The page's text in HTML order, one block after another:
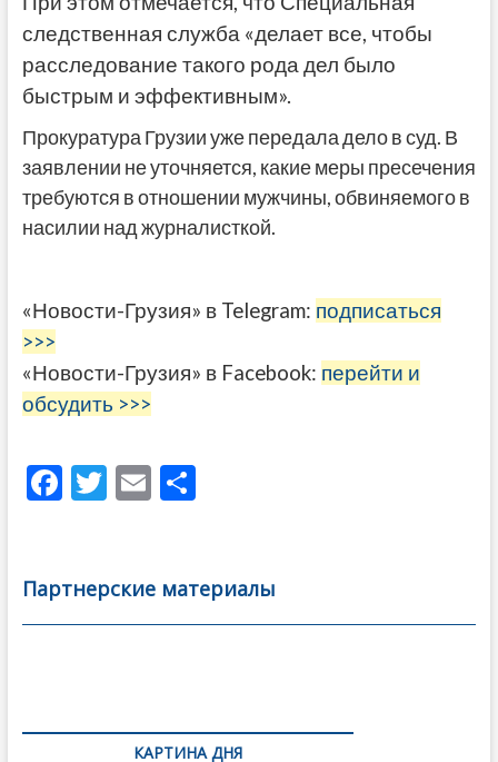
следственная служба «делает все, чтобы
расследование такого рода дел было
быстрым и эффективным».
Прокуратура Грузии уже передала дело в суд. В
заявлении не уточняется, какие меры пресечения
требуются в отношении мужчины, обвиняемого в
насилии над журналисткой.
«Новости-Грузия» в Telegram: подписаться
>>>
«Новости-Грузия» в Facebook: перейти и
обсудить >>>
F
b
o
T
er
E
l
О
а
в
Партнерские материалы
по
КАРТИНА ДНЯ